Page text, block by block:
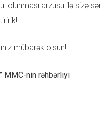
olunması arzusu ilə sizə
mübarək olsun!
MMC-nin rəhbərliyi